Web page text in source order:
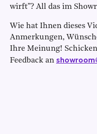
wirft"? All das im
Wie hat Ihnen dieses
Anmerkungen,
Ihre Meinung!
Feedback an